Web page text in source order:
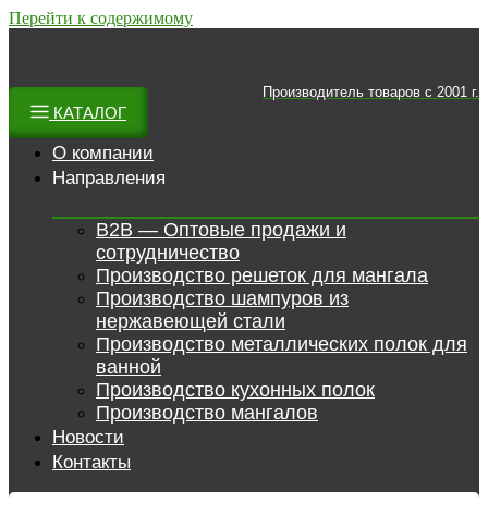
Перейти к содержимому
Производитель товаров c 2001 г.
КАТАЛОГ
О компании
Направления
B2B — Оптовые продажи и
сотрудничество
Производство решеток для мангала
Производство шампуров из
нержавеющей стали
Производство металлических полок для
ванной
Производство кухонных полок
Производство мангалов
Новости
Контакты